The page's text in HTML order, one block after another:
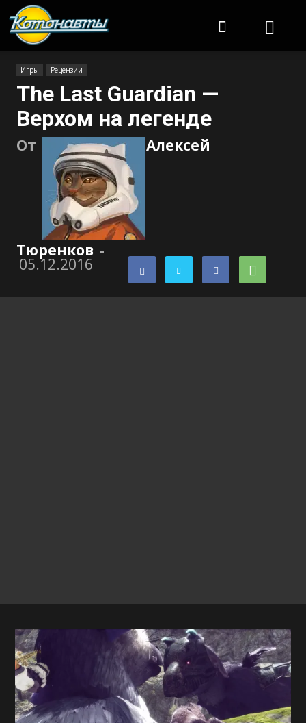
Игры Рецензии
The Last Guardian —
Верхом на легенде
От Алексей
Тюренков -
05.12.2016